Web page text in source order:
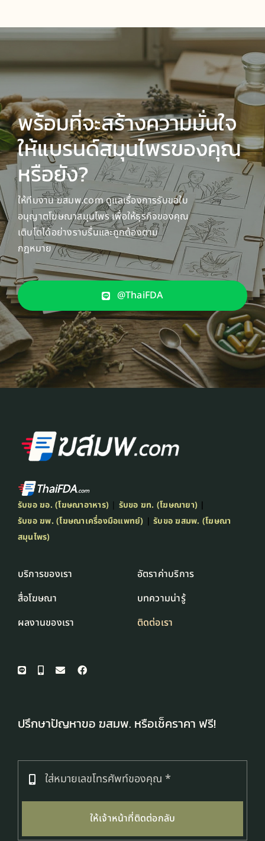
พร้อมที่จะสร้างความมั่นใจ
ให้แบรนด์สมุนไพรของคุณ
หรือยัง?
ให้ทีมงาน ฆสมพ.com ดูแลเรื่องการรับขอใบ
อนุญาตโฆษณาสมุนไพร เพื่อให้ธุรกิจของคุณ
เติบโตได้อย่างราบรื่นและถูกต้องตาม
กฎหมาย
@ThaiFDA
รับขอ ฆอ. (โฆษณาอาหาร) | รับขอ ฆท. (โฆษณายา) |
รับขอ ฆพ. (โฆษณาเครื่องมือแพทย์) | รับขอ ฆสมพ. (โฆษณา
สมุนไพร)
บริการของเรา
สื่อโฆษณา
ผลงานของเรา
อัตราค่าบริการ
บทความน่ารู้
ติดต่อเรา
ปรึกษาปัญหาขอ ฆสมพ. หรือเช็คราคา ฟรี!
ให้เจ้าหน้าที่ติดต่อกลับ